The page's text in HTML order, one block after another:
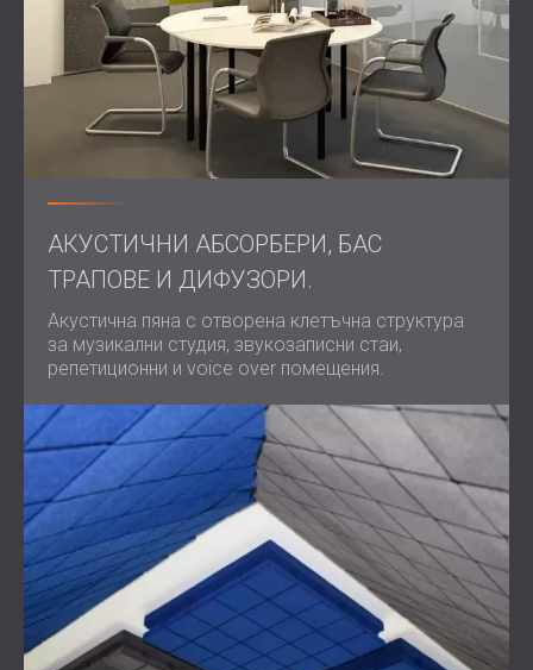
АКУСТИЧНИ АБСОРБЕРИ, БАС
ТРАПОВЕ И ДИФУЗOРИ.
Акустична пяна с отворена клетъчна структура
за музикални студия, звукозаписни стаи,
репетиционни и voice over помещения.